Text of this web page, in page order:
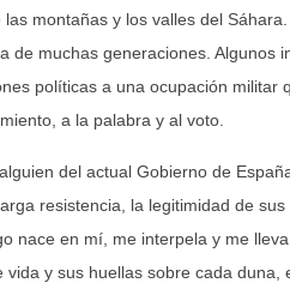
montañas y los valles del
de muchas generaciones. Algunos
políticas a una ocupación militar
a la palabra y al voto.
del actual Gobierno de
resistencia, la legitimidad de
nace en mí, me interpela y me
vida y sus huellas sobre cada